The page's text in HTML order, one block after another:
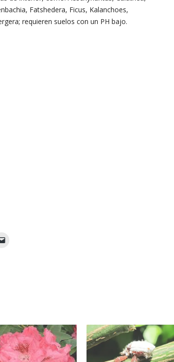
Fatshedera, Ficus, Kalanchoes,
requieren suelos con un PH bajo.